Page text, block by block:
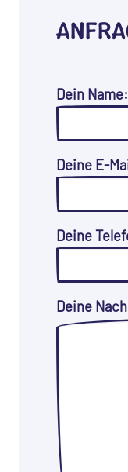
Dein Name:
Deine E-
Deine
Deine